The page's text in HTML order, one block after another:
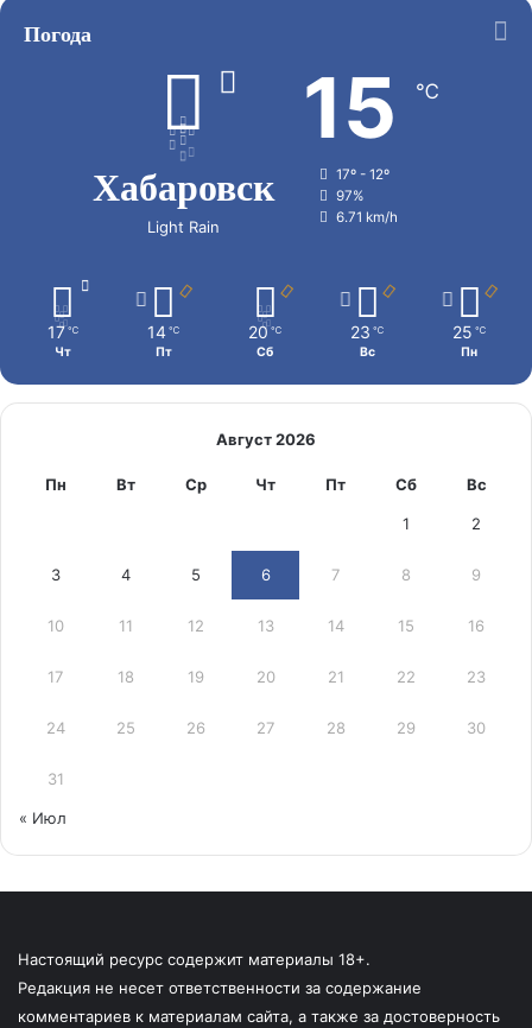
Погода
Хабаровск
Light Rain
15 ℃
17º - 12º
97%
6.71 km/h
17 ℃
Чт
14 ℃
Пт
20 ℃
Сб
23 ℃
Вс
25 ℃
Пн
Август 2026
Пн Вт Ср Чт Пт Сб Вс
1 2
3 4 5 6 7 8 9
10 11 12 13 14 15 16
17 18 19 20 21 22 23
24 25 26 27 28 29 30
31
« Июл
Настоящий ресурс содержит материалы 18+.
Редакция не несет ответственности за содержание
комментариев к материалам сайта, а также за достоверность